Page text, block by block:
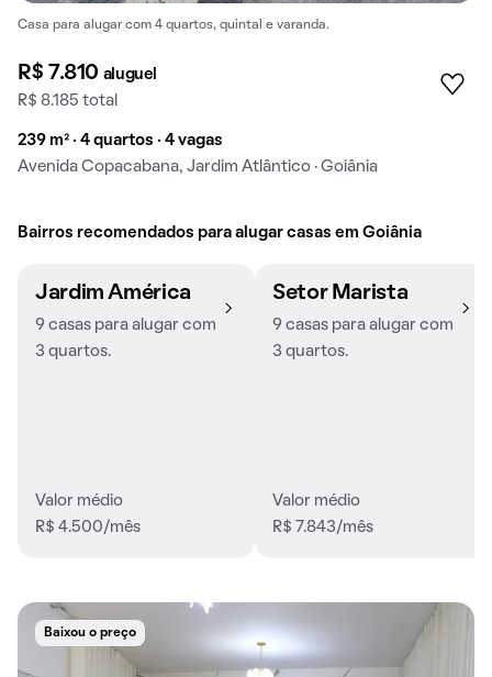
Casa para alugar com 4 quartos, quintal e varanda.
R$ 7.810 aluguel
R$ 8.185 total
239 m² · 4 quartos · 4 vagas
Avenida Copacabana, Jardim Atlântico · Goiânia
Bairros recomendados para alugar casas em Goiânia
Jardim América
9 casas para alugar com
3 quartos.
Valor médio
R$ 4.500/mês
Setor Marista
9 casas para alugar com
3 quartos.
Valor médio
R$ 7.843/mês
Baixou o preço